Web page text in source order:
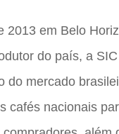
2013 em Belo
do país, a
do mercado
cafés nacionais